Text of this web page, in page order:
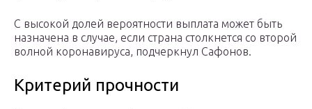
С высокой долей вероятности выплата может быть
назначена в случае, если страна столкнется со второй
волной коронавируса, подчеркнул Сафонов.
Критерий прочности